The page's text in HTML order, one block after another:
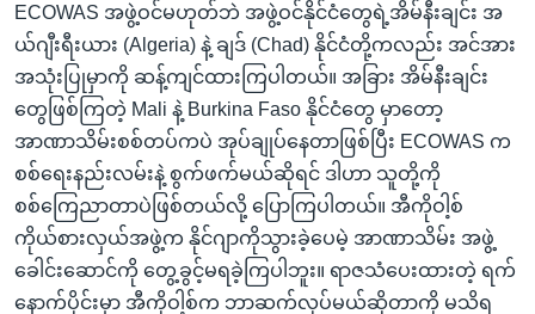
ECOWAS အဖွဲ့ဝင်မဟုတ်ဘဲ အဖွဲ့ဝင်နိုင်ငံတွေရဲ့အိမ်နီးချင်း အ
ယ်ဂျီးရီးယား (Algeria) နဲ့ ချဒ် (Chad) နိုင်ငံတို့ကလည်း အင်အား
အသုံးပြုမှာကို ဆန့်ကျင်ထားကြပါတယ်။ အခြား အိမ်နီးချင်း
တွေဖြစ်ကြတဲ့ Mali နဲ့ Burkina Faso နိုင်ငံတွေ မှာတော့
အာဏာသိမ်းစစ်တပ်ကပဲ အုပ်ချုပ်နေတာဖြစ်ပြီး ECOWAS က
စစ်ရေးနည်းလမ်းနဲ့ စွက်ဖက်မယ်ဆိုရင် ဒါဟာ သူတို့ကို
စစ်ကြေညာတာပဲဖြစ်တယ်လို့ ပြောကြပါတယ်။ အီကိုဝါ့စ်
ကိုယ်စားလှယ်အဖွဲ့က နိုင်ဂျာကိုသွားခဲ့ပေမဲ့ အာဏာသိမ်း အဖွဲ့
ခေါင်းဆောင်ကို တွေ့ခွင့်မရခဲ့ကြပါဘူး။ ရာဇသံပေးထားတဲ့ ရက်
နောက်ပိုင်းမှာ အီကိုဝါ့စ်က ဘာဆက်လုပ်မယ်ဆိုတာကို မသိရ